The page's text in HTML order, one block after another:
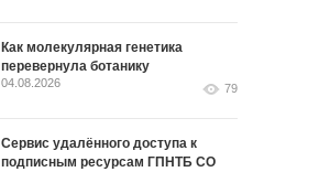
Как молекулярная генетика
перевернула ботанику
04.08.2026 79
Сервис удалённого доступа к
подписным ресурсам ГПНТБ СО